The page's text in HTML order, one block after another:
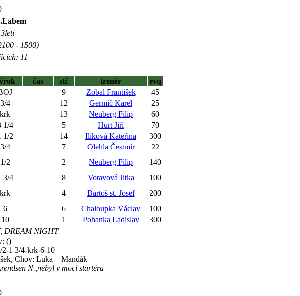
- 1500)
11
čas stč trenér
evq
9 Zobal František
45
3/4 12 Germič Karel
25
krk 13 Neuberg Filip
60
1/4 5 Hurt Jiří
70
1/2 14 Ilíková Kateřina
300
3/4 7 Olehla Čestmír
22
1/2 2 Neuberg Filip
140
3/4 8 Votavová Jitka
100
krk 4 Bartoš st. Josef
200
6 6 Chaloupka Václav
100
10 1 Pohanka Ladislav
300
DREAM NIGHT
()
1 3/4-krk-6-10
Chov: Luka + Mandák
N.,nebyl v moci startéra